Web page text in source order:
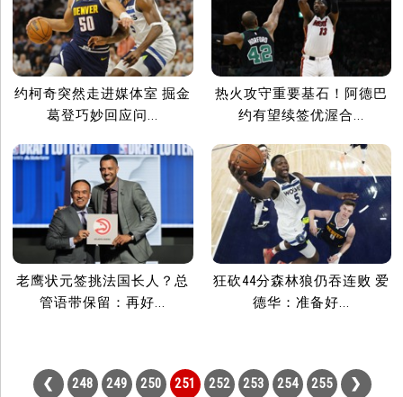
约柯奇突然走进媒体室 掘金
葛登巧妙回应问...
热火攻守重要基石！阿德巴
约有望续签优渥合...
老鹰状元签挑法国长人？总
管语带保留：再好...
狂砍44分森林狼仍吞连败 爱
德华：准备好...
248 249 250 251 252 253 254 255